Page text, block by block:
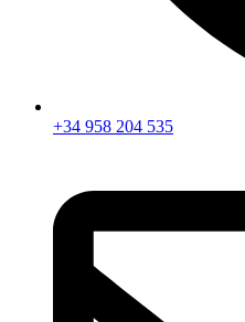
+34 958 204 535